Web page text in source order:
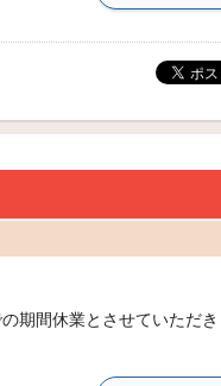
期間休業とさせていただき